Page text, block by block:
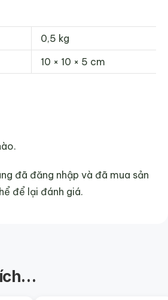
0,5 kg
10 × 10 × 5 cm
đã đăng nhập và đã mua sản
để lại đánh giá.